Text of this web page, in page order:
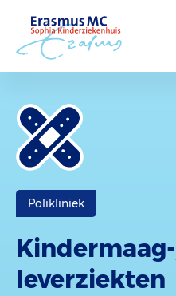
Polikliniek
leverziekten